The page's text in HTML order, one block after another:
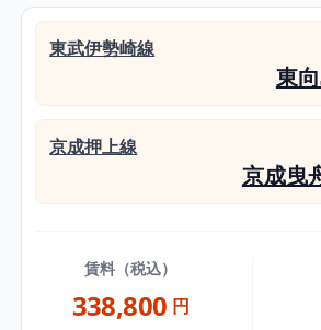
東武伊勢崎線
東
京成押上線
京成曳
賃料（税込）
338,800 円